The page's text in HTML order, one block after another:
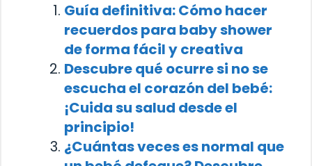
Guía definitiva: Cómo hacer
recuerdos para baby shower
de forma fácil y creativa
Descubre qué ocurre si no se
escucha el corazón del bebé:
¡Cuida su salud desde el
principio!
¿Cuántas veces es normal que